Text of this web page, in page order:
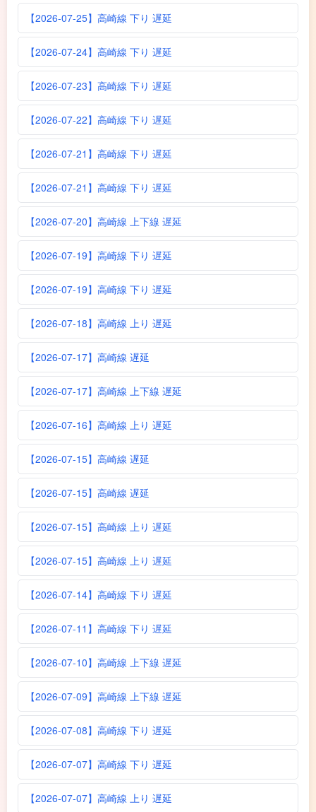
【2026-07-25】高崎線 下り 遅延
【2026-07-24】高崎線 下り 遅延
【2026-07-23】高崎線 下り 遅延
【2026-07-22】高崎線 下り 遅延
【2026-07-21】高崎線 下り 遅延
【2026-07-21】高崎線 下り 遅延
【2026-07-20】高崎線 上下線 遅延
【2026-07-19】高崎線 下り 遅延
【2026-07-19】高崎線 下り 遅延
【2026-07-18】高崎線 上り 遅延
【2026-07-17】高崎線 遅延
【2026-07-17】高崎線 上下線 遅延
【2026-07-16】高崎線 上り 遅延
【2026-07-15】高崎線 遅延
【2026-07-15】高崎線 遅延
【2026-07-15】高崎線 上り 遅延
【2026-07-15】高崎線 上り 遅延
【2026-07-14】高崎線 下り 遅延
【2026-07-11】高崎線 下り 遅延
【2026-07-10】高崎線 上下線 遅延
【2026-07-09】高崎線 上下線 遅延
【2026-07-08】高崎線 下り 遅延
【2026-07-07】高崎線 下り 遅延
【2026-07-07】高崎線 上り 遅延